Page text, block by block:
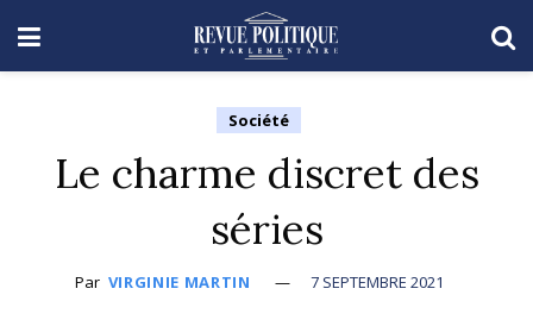
Société
Le charme discret des
séries
Par VIRGINIE MARTIN 7 SEPTEMBRE 2021